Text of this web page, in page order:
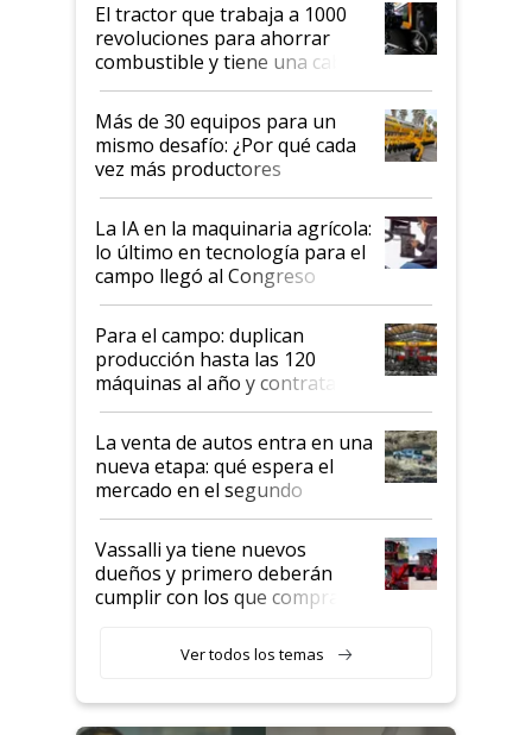
El tractor que trabaja a 1000
revoluciones para ahorrar
combustible y tiene una cabina
que parece una computadora:
lo último en el mundo,
disponible en Argentina
Más de 30 equipos para un
mismo desafío: ¿Por qué cada
vez más productores
incorporan fertilizante bajo
tierra?
La IA en la maquinaria agrícola:
lo último en tecnología para el
campo llegó al Congreso
Aapresid 2026
Para el campo: duplican
producción hasta las 120
máquinas al año y contratan
especialistas de la industria
automotriz para lograrlo
La venta de autos entra en una
nueva etapa: qué espera el
mercado en el segundo
semestre
Vassalli ya tiene nuevos
dueños y primero deberán
cumplir con los que compraron
recibieron: quién está detrás
del rescate de la empresa
Ver todos los temas